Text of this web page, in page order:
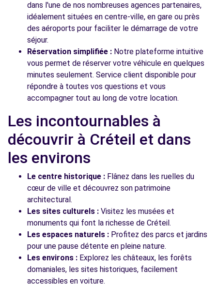
dans l'une de nos nombreuses agences partenaires,
idéalement situées en centre-ville, en gare ou près
des aéroports pour faciliter le démarrage de votre
séjour.
Réservation simplifiée : Notre plateforme intuitive
vous permet de réserver votre véhicule en quelques
minutes seulement. Service client disponible pour
répondre à toutes vos questions et vous
accompagner tout au long de votre location.
Les incontournables à
découvrir à Créteil et dans
les environs
Le centre historique : Flânez dans les ruelles du
cœur de ville et découvrez son patrimoine
architectural.
Les sites culturels : Visitez les musées et
monuments qui font la richesse de Créteil.
Les espaces naturels : Profitez des parcs et jardins
pour une pause détente en pleine nature.
Les environs : Explorez les châteaux, les forêts
domaniales, les sites historiques, facilement
accessibles en voiture.